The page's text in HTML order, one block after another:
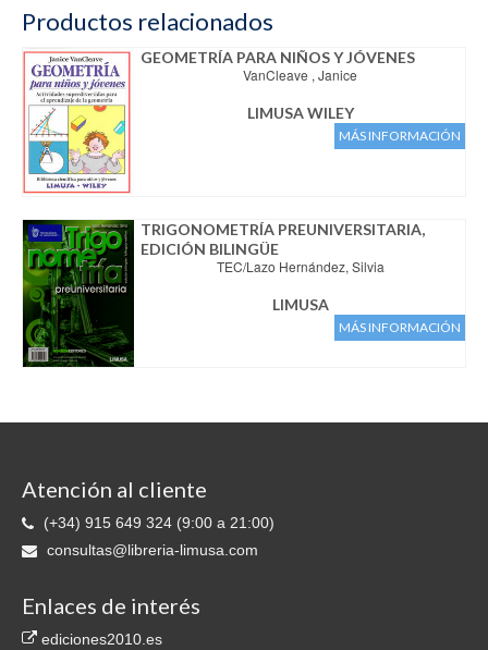
Productos relacionados
GEOMETRÍA PARA NIÑOS Y JÓVENES
VanCleave , Janice
LIMUSA WILEY
MÁS INFORMACIÓN
TRIGONOMETRÍA PREUNIVERSITARIA,
EDICIÓN BILINGÜE
TEC/Lazo Hernández, Silvia
LIMUSA
MÁS INFORMACIÓN
Atención al cliente
(+34) 915 649 324 (9:00 a 21:00)
consultas@libreria-limusa.com
Enlaces de interés
ediciones2010.es